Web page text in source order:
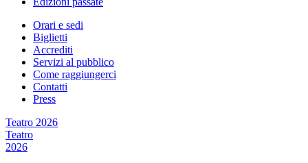
Orari e sedi
Biglietti
Accrediti
Servizi al pubblico
Come raggiungerci
Contatti
Press
Teatro 2026
Teatro
2026